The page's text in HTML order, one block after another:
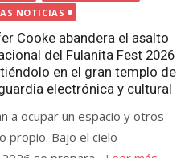
NOTICIAS
Cooke abandera el asalto
del Fulanita Fest 2026
en el gran templo de
electrónica y cultural
a ocupar un espacio y otros
propio. Bajo el cielo